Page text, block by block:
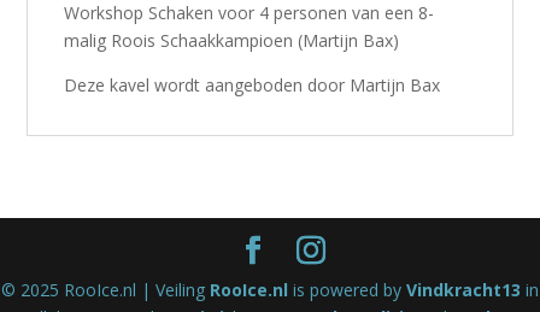
Workshop Schaken voor 4 personen van een 8-
malig Roois Schaakkampioen (Martijn Bax)
Deze kavel wordt aangeboden door Martijn Bax
© 2025 RooIce.nl | Veiling RooIce.nl is powered by Vindkracht13 in